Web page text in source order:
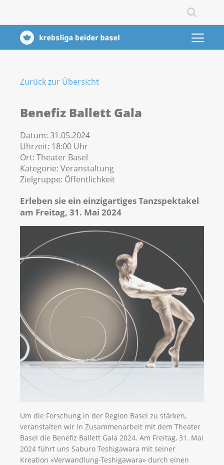
Zurück zur Übersicht
Benefiz Ballett Gala
Datum: 31.05.2024
Uhrzeit: 18:00 Uhr
Ort: Theater Basel
Kategorie: Veranstaltung
Zielgruppe: Öffentlichkeit
Erleben sie ein einzigartiges Tanzspektakel
am Freitag, 31. Mai 2024
Um die Forschung in der Region Basel zu stärken,
veranstalten wir in Zusammenarbeit mit dem Theater
Basel die Benefiz Ballett Gala 2024. Am Freitag, 31. Mai
2024 führt uns Saburo Teshigawara mit seiner
Kreation «Verwandlung-Teshigawara» durch einen